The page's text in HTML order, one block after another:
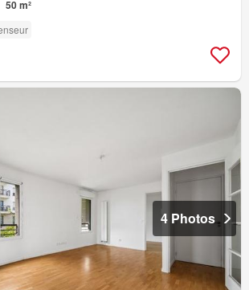
50 m²
4 Photos